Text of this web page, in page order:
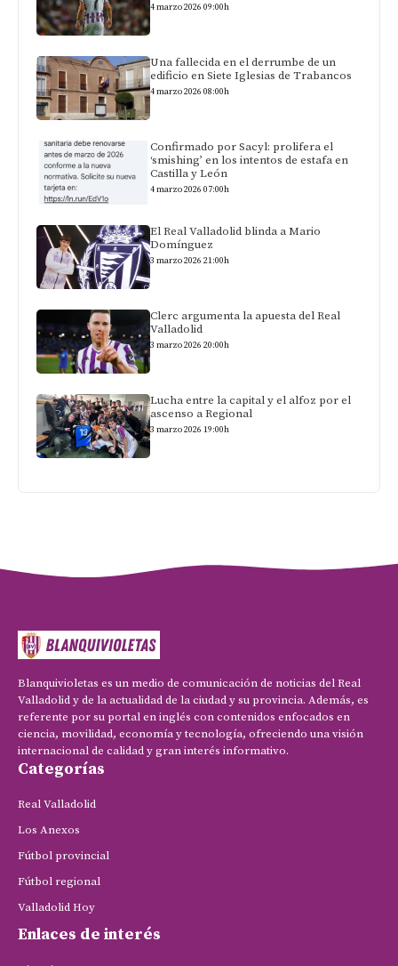
4 marzo 2026 09:00h
Una fallecida en el derrumbe de un
edificio en Siete Iglesias de Trabancos
4 marzo 2026 08:00h
Confirmado por Sacyl: prolifera el
‘smishing’ en los intentos de estafa en
Castilla y León
4 marzo 2026 07:00h
El Real Valladolid blinda a Mario
Domínguez
3 marzo 2026 21:00h
Clerc argumenta la apuesta del Real
Valladolid
3 marzo 2026 20:00h
Lucha entre la capital y el alfoz por el
ascenso a Regional
3 marzo 2026 19:00h
Blanquivioletas es un medio de comunicación de noticias del Real
Valladolid y de la actualidad de la ciudad y su provincia. Además, es
referente por su portal en inglés con contenidos enfocados en
ciencia, movilidad, economía y tecnología, ofreciendo una visión
internacional de calidad y gran interés informativo.
Categorías
Real Valladolid
Los Anexos
Fútbol provincial
Fútbol regional
Valladolid Hoy
Enlaces de interés